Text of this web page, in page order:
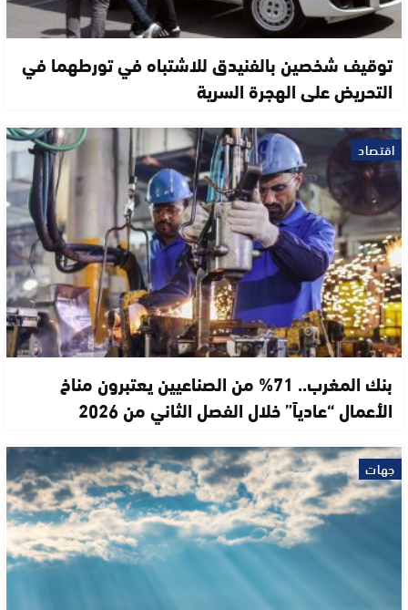
توقيف شخصين بالفنيدق للاشتباه في تورطهما في
التحريض على الهجرة السرية
اقتصاد
بنك المغرب.. 71% من الصناعيين يعتبرون مناخ
الأعمال “عادياً” خلال الفصل الثاني من 2026
جهات